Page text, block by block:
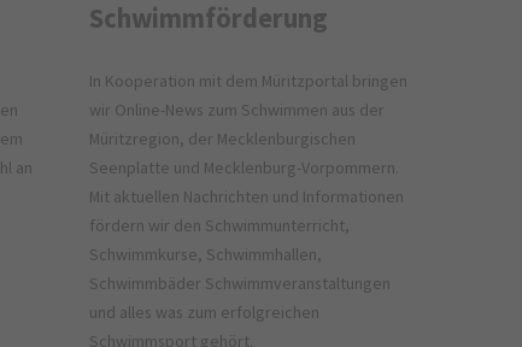
an
Schwimmförderung
In Kooperation mit dem Müritzportal bringen
wir Online-News zum Schwimmen aus der
Müritzregion, der Mecklenburgischen
Seenplatte und Mecklenburg-Vorpommern.
Mit aktuellen Nachrichten und Informationen
fördern wir den Schwimmunterricht,
Schwimmkurse, Schwimmhallen,
Schwimmbäder Schwimmveranstaltungen
und alles was zum erfolgreichen
Schwimmsport gehört.